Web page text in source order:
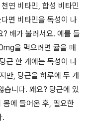
연 비타민, 합성 비타민
면 비타민을 독성이 나
? 배가 불러서요. 예를 들
을 먹으려면 귤을 매
근 한 개에는 독성이 나
만, 당근을 하루에 두 개
습니다. 왜요? 당근에 있
에 들어온 후, 필요한
.